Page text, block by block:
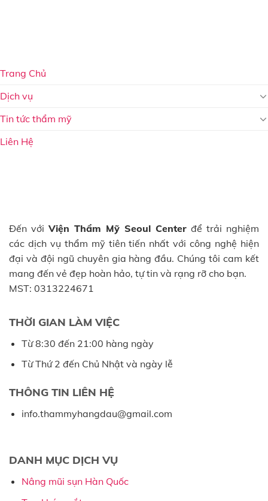
Trang Chủ
Dịch vụ
Tin tức thẩm mỹ
Liên Hệ
Đến với Viện Thẩm Mỹ Seoul Center để trải nghiệm
các dịch vụ thẩm mỹ tiên tiến nhất với công nghệ hiện
đại và đội ngũ chuyên gia hàng đầu. Chúng tôi cam kết
mang đến vẻ đẹp hoàn hảo, tự tin và rạng rỡ cho bạn.
MST: 0313224671
THỜI GIAN LÀM VIỆC
Từ 8:30 đến 21:00 hàng ngày
Từ Thứ 2 đến Chủ Nhật và ngày lễ
THÔNG TIN LIÊN HỆ
info.thammyhangdau@gmail.com
DANH MỤC DỊCH VỤ
Nâng mũi sụn Hàn Quốc